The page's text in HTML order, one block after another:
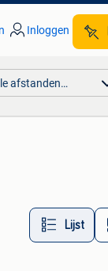
Inloggen
afstanden…
Lijst